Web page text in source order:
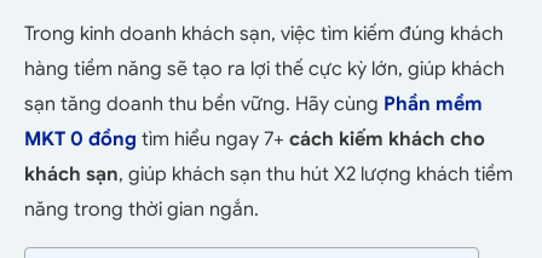
Trong kinh doanh khách sạn, việc tìm kiếm đúng khách
hàng tiềm năng sẽ tạo ra lợi thế cực kỳ lớn, giúp khách
sạn tăng doanh thu bền vững. Hãy cùng Phần mềm
MKT 0 đồng tìm hiểu ngay 7+ cách kiếm khách cho
khách sạn, giúp khách sạn thu hút X2 lượng khách tiềm
năng trong thời gian ngắn.